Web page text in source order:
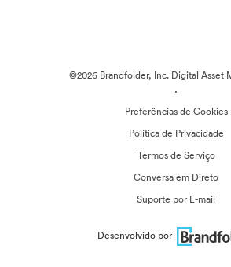
©2026 Brandfolder, Inc. Digital Asset
·
Preferências de Cookies
Política de Privacidade
Termos de Serviço
Conversa em Direto
Suporte por E-mail
Desenvolvido por